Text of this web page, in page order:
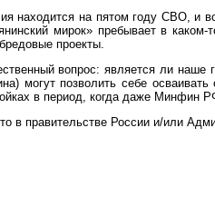
находится на пятом году СВО, и
мирок» пребывает в
проекты.
вопрос: является ли
могут позволить себе
в период, когда даже Минфин
в правительстве России и/или